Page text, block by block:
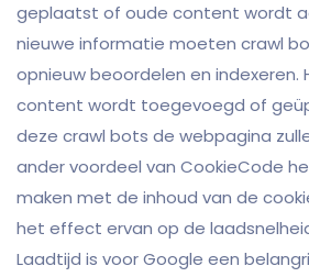
geplaatst of oude content wordt
nieuwe informatie moeten crawl
opnieuw beoordelen en indexeren.
content wordt toegevoegd of
deze crawl bots de webpagina
ander voordeel van CookieCode
maken met de inhoud van de
het effect ervan op de
Laadtijd is voor Google een